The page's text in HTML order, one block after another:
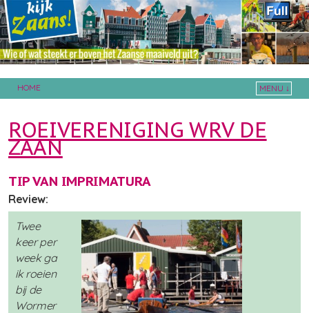
HOME
MENU ↓
ROEIVERENIGING WRV DE
ZAAN
TIP VAN IMPRIMATURA
Review:
Twee
keer per
week ga
ik roeien
bij de
Wormer